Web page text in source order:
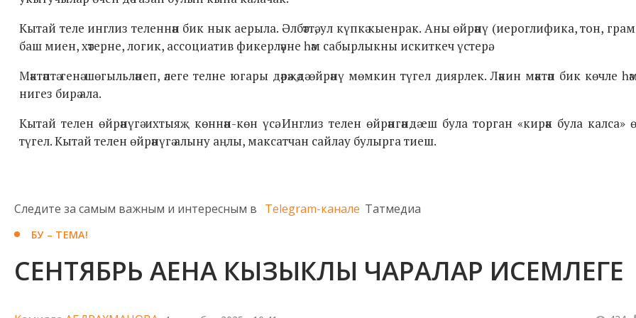
Кытай теле инглиз теленнән бик нык аерыла. Әлбәттә, ул күпкә кыенрак. Аны өйрәнү (иероглифика, тон,
баш миен, хәтерне, логик, ассоциатив фикерләүне һәм сабырлыкны искиткеч үстерә.
Мәктәптә генә шөгыльләнеп, әлеге телне югары дәрәҗәдә өйрәнү мөмкин түгел диярлек. Ләкин мәктәп бик көчле
нигез бирә ала.
Кытай телен өйрәнүгә ихтыяҗ көннән-көн үсә. Инглиз телен өйрәнгәндә еш була торган «кирәк була калса»
түгел. Кытай телен өйрәнүгә алыну аңлы, максатчан сайлау булырга тиеш.
Следите за самым важным и интересным в Telegram-канале Татмедиа
БУ – ТЕМА!
СЕНТЯБРЬ АЕНА КЫЗЫКЛЫ ЧАРАЛАР ИСЕМЛЕГЕ